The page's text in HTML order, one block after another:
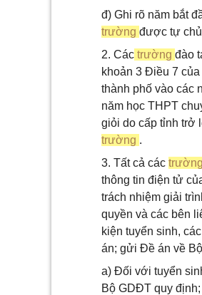
đ) Ghi rõ năm bắt
trường được tự chủ
2. Các trường đào
khoản 3 Điều 7
thành phố vào các
năm học THPT
giỏi do cấp tỉnh trở
trường .
3. Tất cả các trường
thông tin điện tử
trách nhiệm giải
quyền và các bên
kiện tuyển sinh,
án; gửi Đề án về
a) Đối với tuyển
Bộ GDĐT quy định;